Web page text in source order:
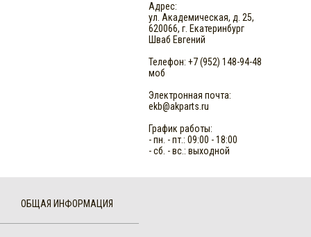
Адрес:
ул. Академическая, д. 25,
620066, г. Екатеринбург
Шваб Евгений
Телефон: +7 (952) 148-94-48
моб
Электронная почта:
ekb@akparts.ru
График работы:
- пн. - пт.: 09:00 - 18:00
- сб. - вс.: выходной
ОБЩАЯ ИНФОРМАЦИЯ